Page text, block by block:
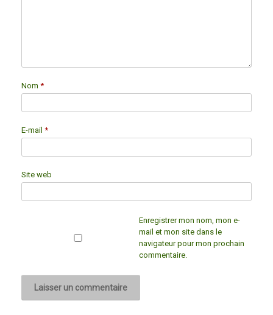
Nom *
E-mail *
Site web
Enregistrer mon nom, mon e-
mail et mon site dans le
navigateur pour mon prochain
commentaire.